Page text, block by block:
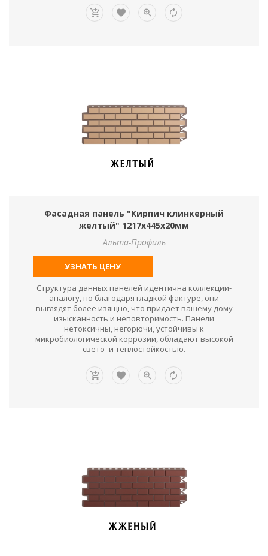
Фасадная панель "Кирпич клинкерный
желтый" 1217х445х20мм
Альта-Профиль
УЗНАТЬ ЦЕНУ
Структура данных панелей идентична коллекции-
аналогу, но благодаря гладкой фактуре, они
выглядят более изящно, что придает вашему дому
изысканность и неповторимость. Панели
нетоксичны, негорючи, устойчивы к
микробиологической коррозии, обладают высокой
свето- и теплостойкостью.